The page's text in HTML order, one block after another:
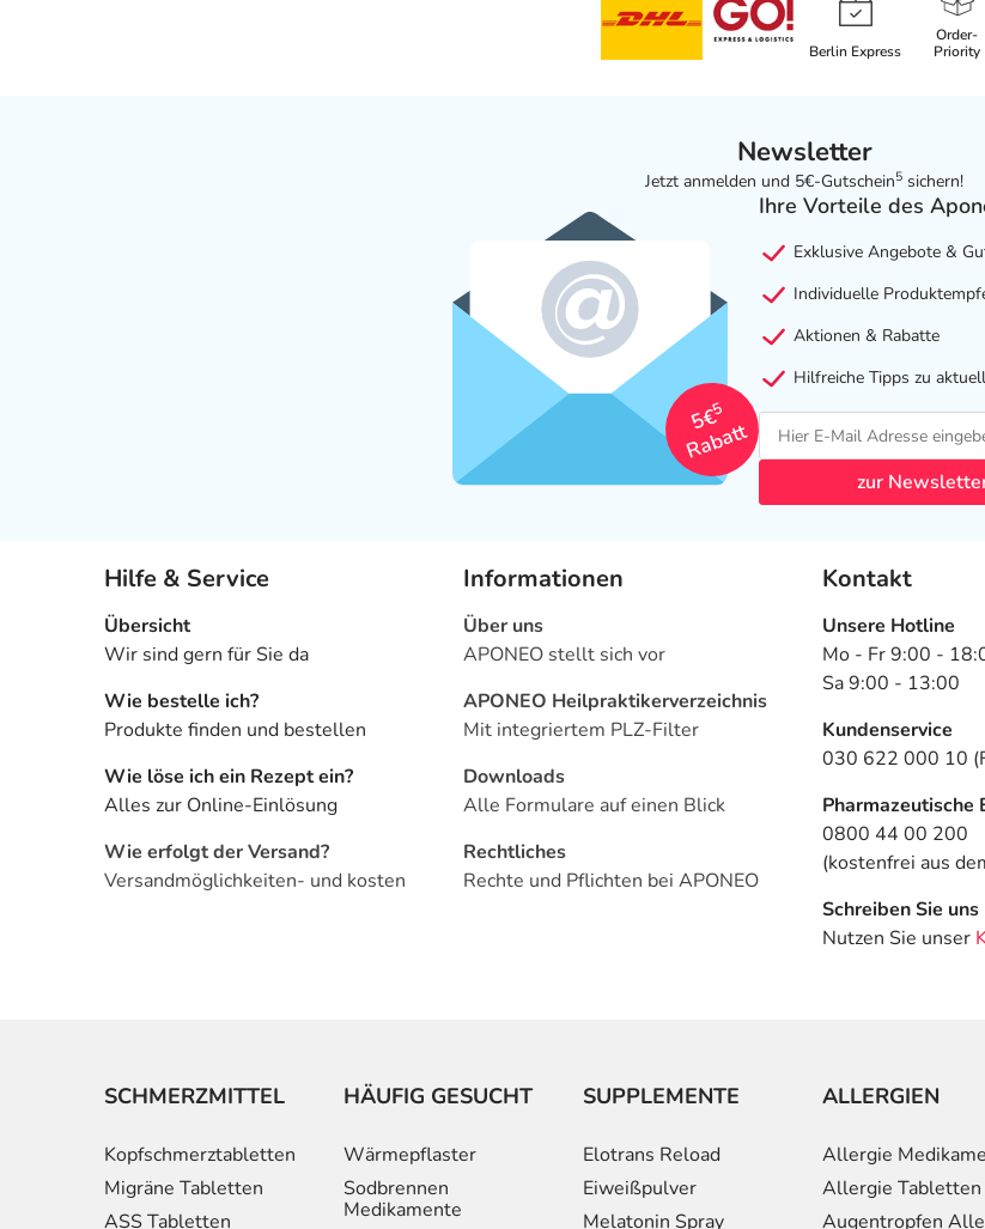
Berlin Express
Order-
Priority
Newsletter
Jetzt anmelden und 5€-Gutschein5 sichern!
5€
5
Rabatt
Ihre Vorteile des
Exklusive Angebote &
Individuelle
Aktionen & Rabatte
Hilfreiche Tipps zu
zur
Hilfe & Service
Übersicht
Wir sind gern für Sie da
Wie bestelle ich?
Produkte finden und bestellen
Wie löse ich ein Rezept ein?
Alles zur Online-Einlösung
Wie erfolgt der Versand?
Versandmöglichkeiten- und kosten
Informationen
Über uns
APONEO stellt sich vor
APONEO Heilpraktikerverzeichnis
Mit integriertem PLZ-Filter
Downloads
Alle Formulare auf einen Blick
Rechtliches
Rechte und Pflichten bei APONEO
Kontakt
Unsere Hotline
Mo - Fr 9:00 -
Sa 9:00 - 13:00
Kundenservice
030 622 000 10
Pharmazeutische
0800 44 00 200
(kostenfrei aus
Schreiben Sie uns
Nutzen Sie unser
SCHMERZMITTEL
Kopfschmerztabletten
Migräne Tabletten
ASS Tabletten
HÄUFIG GESUCHT
Wärmepflaster
Sodbrennen
Medikamente
SUPPLEMENTE
Elotrans Reload
Eiweißpulver
Melatonin Spray
ALLERGIEN
Allergie
Allergie Tabletten
Augentropfen